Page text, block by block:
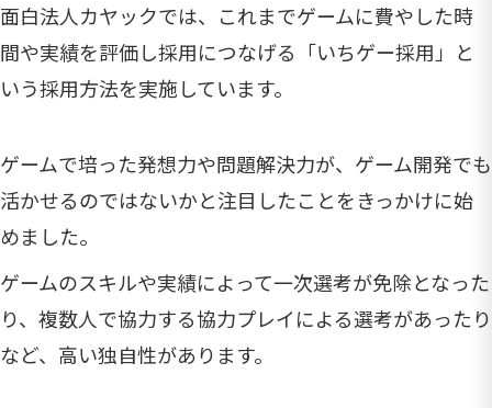
面白法人カヤックでは、これまでゲームに費やした時
間や実績を評価し採用につなげる「いちゲー採用」と
いう採用方法を実施しています。
ゲームで培った発想力や問題解決力が、ゲーム開発でも
活かせるのではないかと注目したことをきっかけに始
めました。
ゲームのスキルや実績によって一次選考が免除となった
り、複数人で協力する協力プレイによる選考があったり
など、高い独自性があります。